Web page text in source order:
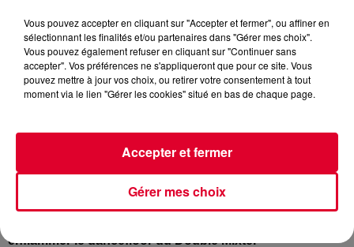
Press kit : Born To Rave
enflammer le dancefloor du Double Mixte.
Vous pouvez accepter en cliquant sur "Accepter et fermer", ou affiner en
sélectionnant les finalités et/ou partenaires dans "Gérer mes choix".
Vous pouvez également refuser en cliquant sur "Continuer sans
accepter". Vos préférences ne s'appliqueront que pour ce site. Vous
pouvez mettre à jour vos choix, ou retirer votre consentement à tout
moment via le lien "Gérer les cookies" situé en bas de chaque page.
Gérer mes choix
Accepter et fermer